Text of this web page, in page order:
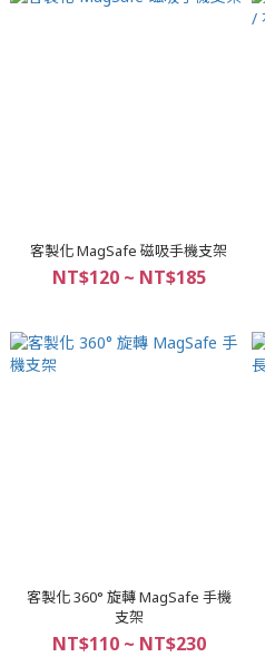
客製化 MagSafe 磁吸手機支架
NT$120 ~ NT$185
客製化 360° 旋轉 MagSafe 手機
支架
NT$110 ~ NT$230